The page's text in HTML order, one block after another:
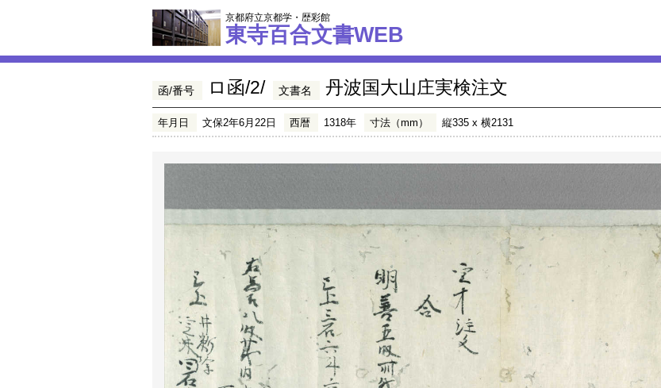
京都府立京都学・歴彩館
東寺百合文書WEB
函/番号 ロ函/2/ 文書名 丹波国大山庄実検注文
年月日 文保2年6月22日 西暦 1318年 寸法（mm） 縦335 x 横2131